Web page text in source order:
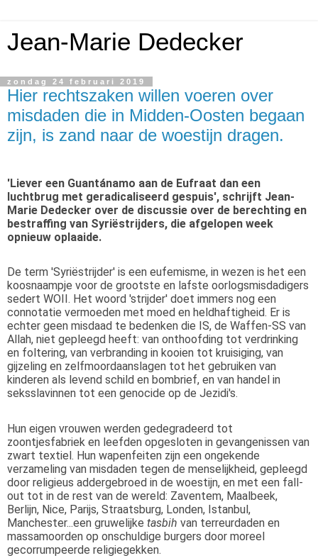
Jean-Marie Dedecker
zondag 24 februari 2019
Hier rechtszaken willen voeren over
misdaden die in Midden-Oosten begaan
zijn, is zand naar de woestijn dragen.
'Liever een Guantánamo aan de Eufraat dan een
luchtbrug met geradicaliseerd gespuis', schrijft Jean-
Marie Dedecker over de discussie over de berechting en
bestraffing van Syriëstrijders, die afgelopen week
opnieuw oplaaide.
De term 'Syriëstrijder' is een eufemisme, in wezen is het een
koosnaampje voor de grootste en lafste oorlogsmisdadigers
sedert WOII. Het woord 'strijder' doet immers nog een
connotatie vermoeden met moed en heldhaftigheid. Er is
echter geen misdaad te bedenken die IS, de Waffen-SS van
Allah, niet gepleegd heeft: van onthoofding tot verdrinking
en foltering, van verbranding in kooien tot kruisiging, van
gijzeling en zelfmoordaanslagen tot het gebruiken van
kinderen als levend schild en bombrief, en van handel in
seksslavinnen tot een genocide op de Jezidi's.
Hun eigen vrouwen werden gedegradeerd tot
zoontjesfabriek en leefden opgesloten in gevangenissen van
zwart textiel. Hun wapenfeiten zijn een ongekende
verzameling van misdaden tegen de menselijkheid, gepleegd
door religieus addergebroed in de woestijn, en met een fall-
out tot in de rest van de wereld: Zaventem, Maalbeek,
Berlijn, Nice, Parijs, Straatsburg, Londen, Istanbul,
Manchester...een gruwelijke tasbih van terreurdaden en
massamoorden op onschuldige burgers door moreel
gecorrumpeerde religiegekken.